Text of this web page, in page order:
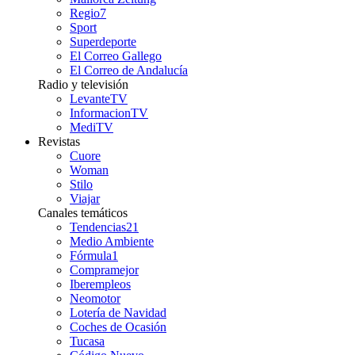
Regio7
Sport
Superdeporte
El Correo Gallego
El Correo de Andalucía
Radio y televisión
LevanteTV
InformacionTV
MediTV
Revistas
Cuore
Woman
Stilo
Viajar
Canales temáticos
Tendencias21
Medio Ambiente
Fórmula1
Compramejor
Iberempleos
Neomotor
Lotería de Navidad
Coches de Ocasión
Tucasa